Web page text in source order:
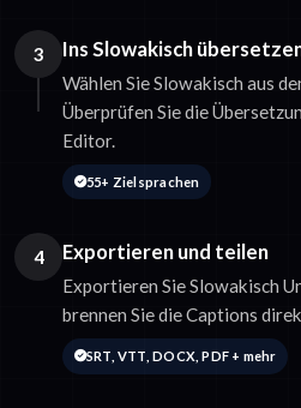
3 Ins Slowakisch
Wählen Sie Slowakisch aus
Überprüfen Sie die
Editor.
55+ Zielsprachen
4 Exportieren und teilen
Exportieren Sie Slowakisch
brennen Sie die Captions
SRT, VTT, DOCX, PDF + mehr